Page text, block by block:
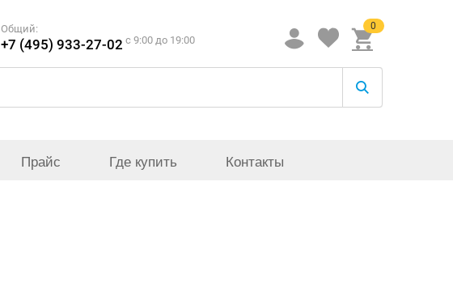
Общий:
+7 (495) 933-27-02 c 9:00 до 19:00
0
Прайс Где купить Контакты